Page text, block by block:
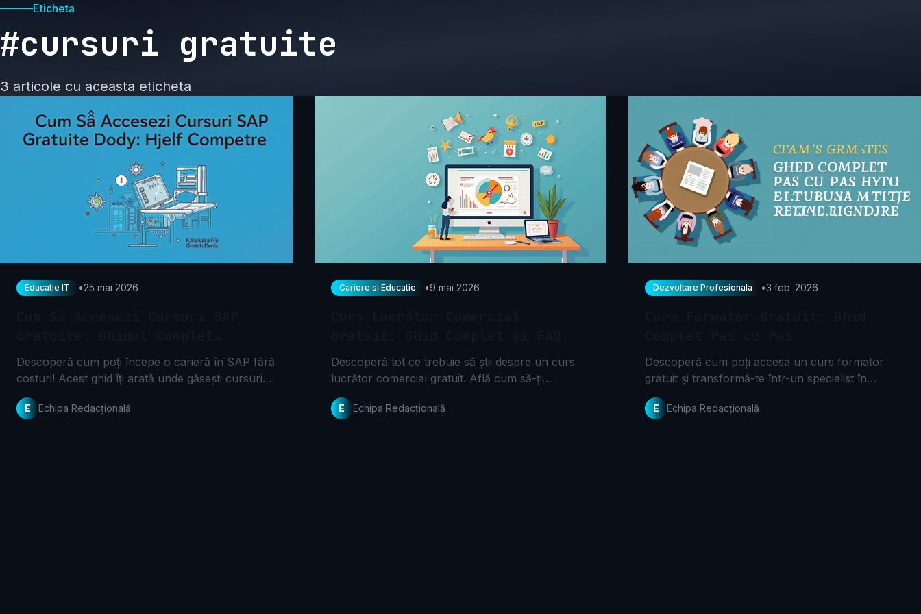
Eticheta
#cursuri gratuite
3 articole cu aceasta eticheta
Educatie IT •25 mai 2026
ITBoard
Descoperă cum poți începe o carieră în SAP fără
costuri! Acest ghid îți arată unde găsești cursuri
SAP gratuite și resurse esențiale pentru a-ți
dezvolta
E Echipa Redacțională
Cariere si Educatie •9 mai 2026
Descoperă tot ce trebuie să știi despre un curs
lucrător comercial gratuit. Află cum să-ți
construiești o carieră de succes în comerț.
Începe acum drumul tău
E Echipa Redacțională
Dezvoltare Profesionala •3 feb. 2026
Descoperă cum poți accesa un curs formator
gratuit și transformă-te într-un specialist în
educație. Află tot ce trebuie să știi pentru o
carieră de succes.
E Echipa Redacțională